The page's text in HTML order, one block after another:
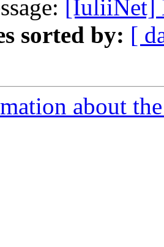
[IuliiNet]
sorted by: [
about